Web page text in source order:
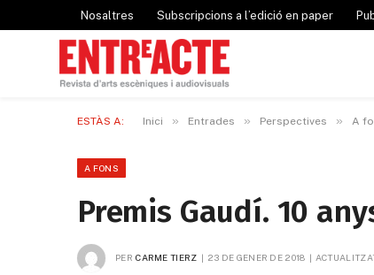
Nosaltres Subscripcions a l’edició en paper
ESTÀS A: Inici » Entrades » Perspectives » A
A FONS
Premis Gaudí. 10
PER CARME TIERZ 23 DE GENER DE 2018